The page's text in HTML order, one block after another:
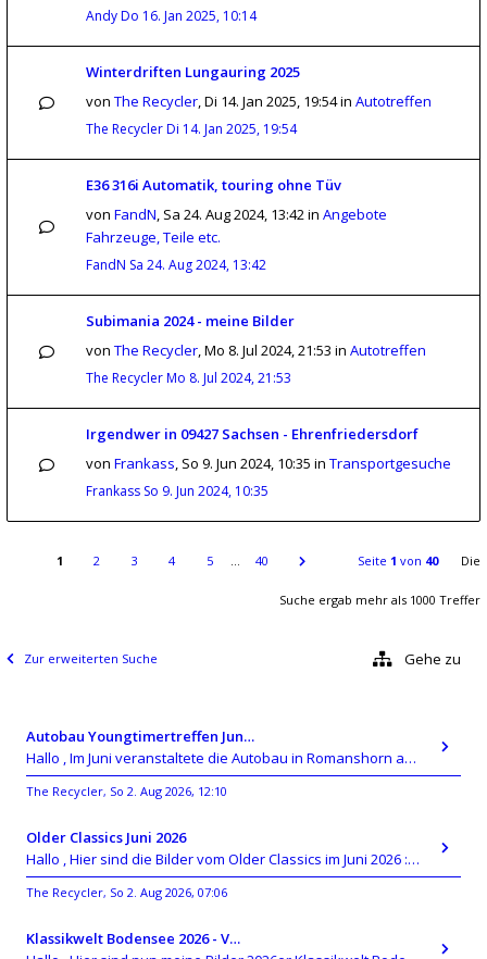
AndyDo 16. Jan 2025, 10:14
Winterdriften Lungauring 2025
von The Recycler,Di 14. Jan 2025, 19:54in Autotreffen
The RecyclerDi 14. Jan 2025, 19:54
E36 316i Automatik, touring ohne Tüv
von FandN, Sa 24. Aug 2024, 13:42in Angebote
Fahrzeuge, Teile etc.
FandN Sa 24. Aug 2024, 13:42
Subimania 2024 - meine Bilder
von The Recycler,Mo 8. Jul 2024, 21:53 in Autotreffen
The RecyclerMo 8. Jul 2024, 21:53
Irgendwer in 09427 Sachsen - Ehrenfriedersdorf
von Frankass, So 9. Jun 2024, 10:35 in Transportgesuche
Frankass So 9. Jun 2024, 10:35
1 2 3 4 5 … 40 Seite 1 von 40 Die
Suche ergab mehr als 1000 Treffer
Zur erweiterten Suche Gehe zu
Autobau Youngtimertreffen Jun…
Hallo , Im Juni veranstaltete die Autobau in Romanshorn auf ihrem Gelände ein kleines Youngtimertreffen : https://up.
The Recycler, So 2. Aug 2026, 12:10
Older Classics Juni 2026
​Hallo , Hier sind die Bilder vom Older Classics im Juni 2026 : https://up.picr.de/51155940wd.jpg https://up.pic
The Recycler, So 2. Aug 2026, 07:06
Klassikwelt Bodensee 2026 - V…